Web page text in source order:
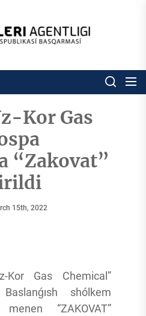
Respublikası
basqarması
isleri
Kor Gas
“Zakovat”
15th, 2022
Kor Gas Chemical”
shólkem
“ZAKOVAT”